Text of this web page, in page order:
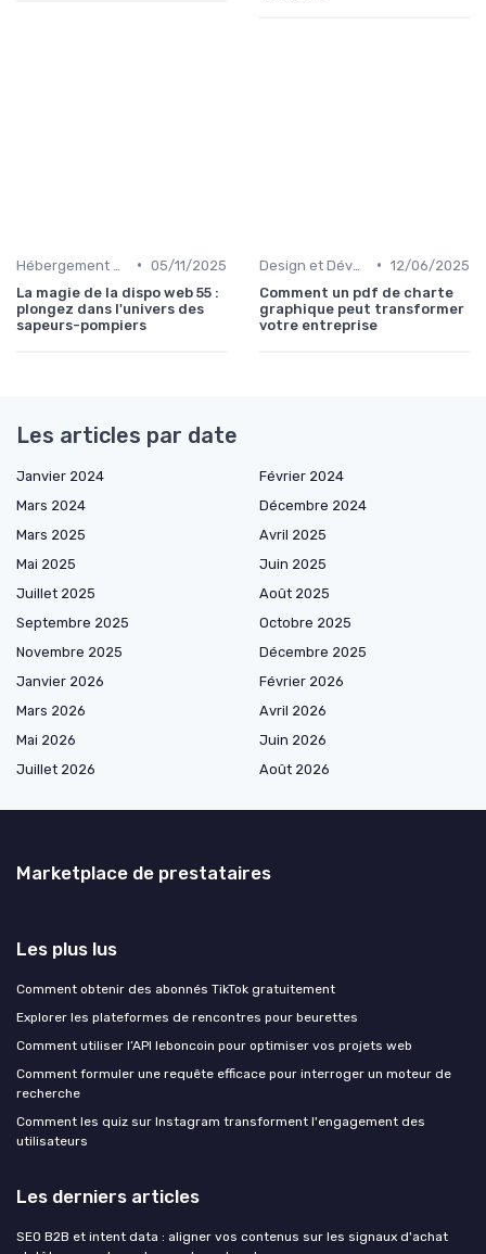
• 05/11/2025
La magie de la dispo web 55 :
plongez dans l'univers des
sapeurs-pompiers
• 12/06/2025
Comment un pdf de charte
graphique peut transformer
votre entreprise
Les articles par date
Janvier 2024
Février 2024
Mars 2024
Décembre 2024
Mars 2025
Avril 2025
Mai 2025
Juin 2025
Juillet 2025
Août 2025
Septembre 2025
Octobre 2025
Novembre 2025
Décembre 2025
Janvier 2026
Février 2026
Mars 2026
Avril 2026
Mai 2026
Juin 2026
Juillet 2026
Août 2026
Marketplace de prestataires
Les plus lus
Comment obtenir des abonnés TikTok gratuitement
Explorer les plateformes de rencontres pour beurettes
Comment utiliser l’API leboncoin pour optimiser vos projets web
Comment formuler une requête efficace pour interroger un moteur de
recherche
Comment les quiz sur Instagram transforment l'engagement des
utilisateurs
Les derniers articles
SEO B2B et intent data : aligner vos contenus sur les signaux d'achat